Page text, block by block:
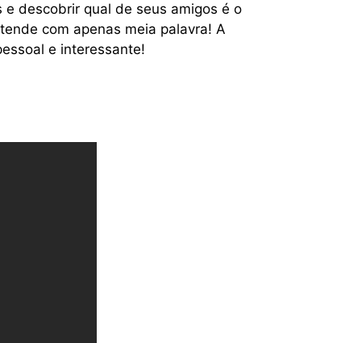
descobrir qual de seus amigos é o
com apenas meia palavra! A
e interessante!